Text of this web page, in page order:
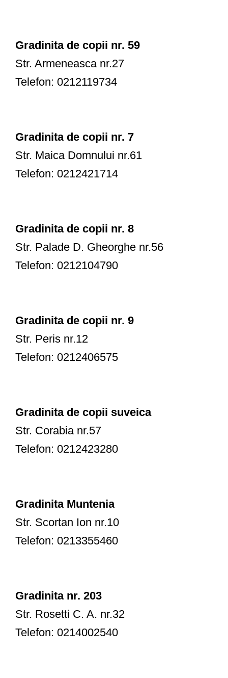
Gradinita de copii nr. 59
Str. Armeneasca nr.27
Telefon: 0212119734
Gradinita de copii nr. 7
Str. Maica Domnului nr.61
Telefon: 0212421714
Gradinita de copii nr. 8
Str. Palade D. Gheorghe nr.56
Telefon: 0212104790
Gradinita de copii nr. 9
Str. Peris nr.12
Telefon: 0212406575
Gradinita de copii suveica
Str. Corabia nr.57
Telefon: 0212423280
Gradinita Muntenia
Str. Scortan Ion nr.10
Telefon: 0213355460
Gradinita nr. 203
Str. Rosetti C. A. nr.32
Telefon: 0214002540